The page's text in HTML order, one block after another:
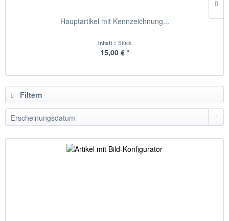
Hauptartikel mit Kennzeichnung...
Inhalt 1 Stück
15,00 € *
Filtern